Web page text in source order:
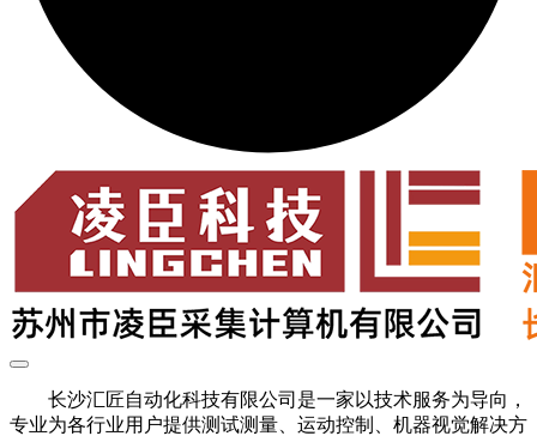
长沙汇匠自动化科技有限公司是一家以技术服务为导向，
专业为各行业用户提供测试测量、运动控制、机器视觉解决方